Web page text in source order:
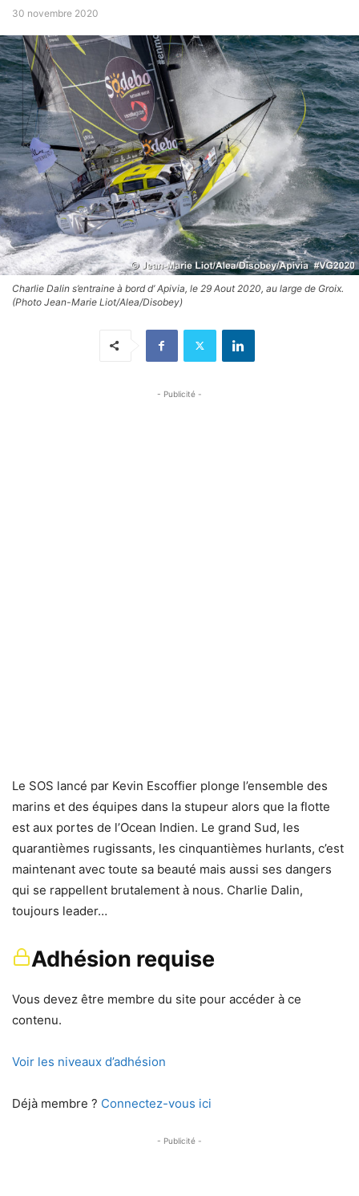
30 novembre 2020
Charlie Dalin s’entraine à bord d’ Apivia, le 29 Aout 2020, au large de Groix.
(Photo Jean-Marie Liot/Alea/Disobey)
- Publicité -
Le SOS lancé par Kevin Escoffier plonge l’ensemble des
marins et des équipes dans la stupeur alors que la flotte
est aux portes de l’Ocean Indien. Le grand Sud, les
quarantièmes rugissants, les cinquantièmes hurlants, c’est
maintenant avec toute sa beauté mais aussi ses dangers
qui se rappellent brutalement à nous. Charlie Dalin,
toujours leader…
Adhésion requise
Vous devez être membre du site pour accéder à ce
contenu.
Voir les niveaux d’adhésion
Déjà membre ? Connectez-vous ici
- Publicité -